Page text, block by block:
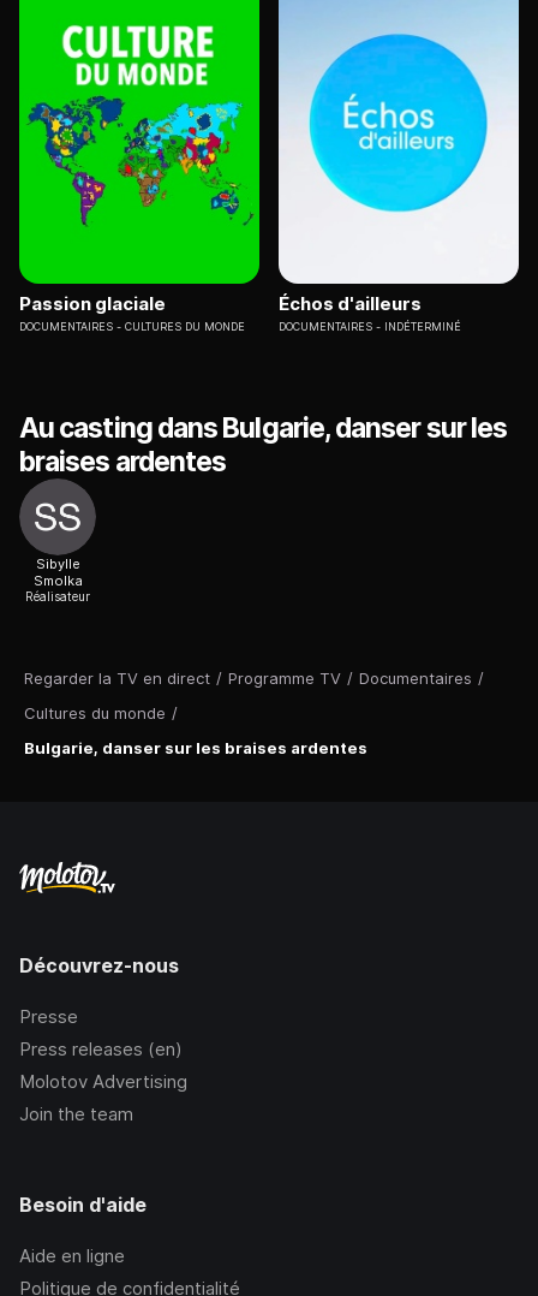
Regarder la TV en direct / Programme TV / Documentaires /
Cultures du monde /
Bulgarie, danser sur les braises ardentes
Passion glaciale
DOCUMENTAIRES CULTURES DU MONDE
Échos d'ailleurs
DOCUMENTAIRES INDÉTERMINÉ
Au casting dans Bulgarie, danser sur les
braises ardentes
Sibylle
Smolka
Réalisateur
Découvrez-nous
Presse
Press releases (en)
Molotov Advertising
Join the team
Besoin d'aide
Aide en ligne
Politique de confidentialité